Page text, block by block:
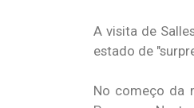
A visita de
estado de
No começo da